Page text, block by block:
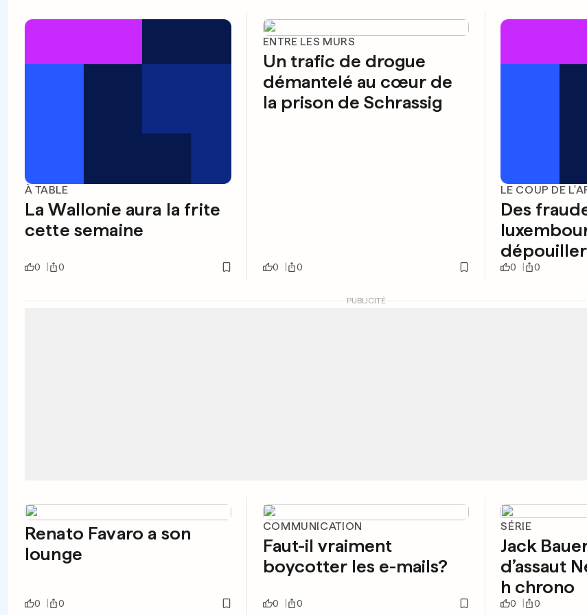
À TABLE
La Wallonie aura la frite
cette semaine
0 0
ENTRE LES MURS
Un trafic de drogue
démantelé au cœur de
la prison de Schrassig
0 0
LE COUP DE
Des
0 0
PUBLICITÉ
Renato Favaro a son
lounge
0 0
COMMUNICATION
Faut-il vraiment
boycotter les e-mails?
0 0
SÉRIE
Jack
d’assaut
h chrono
0 0